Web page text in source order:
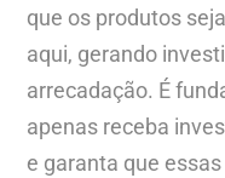
que os produtos
aqui, gerando
arrecadação. É
apenas receba
e garanta que